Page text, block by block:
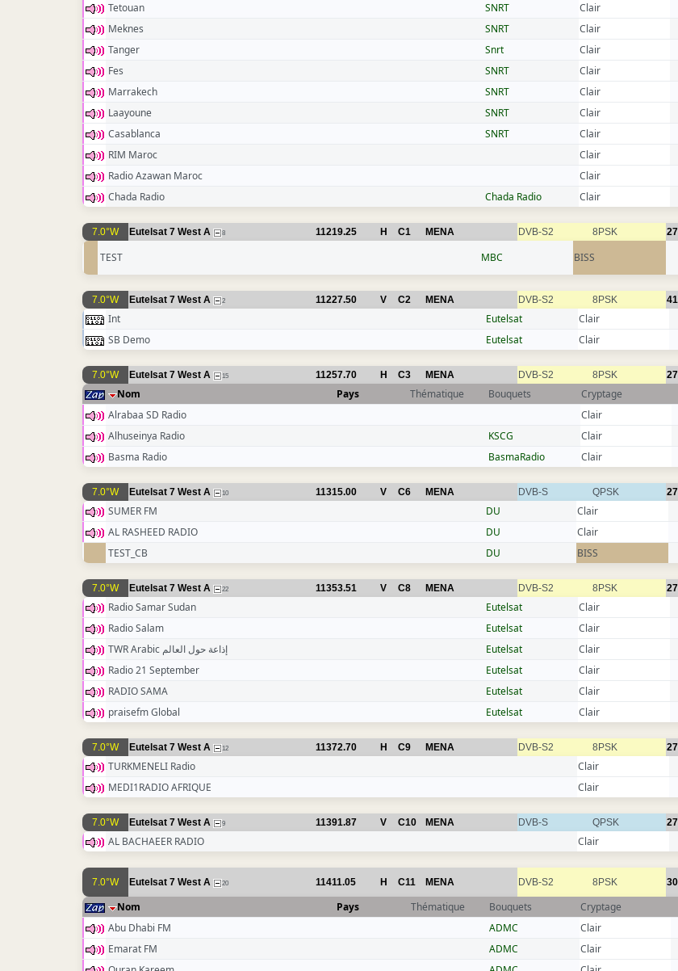
Tetouan
SNRT Clair
Meknes
SNRT Clair
Tanger
Snrt Clair
Fes
SNRT Clair
Marrakech
SNRT Clair
Laayoune
SNRT Clair
Casablanca
SNRT Clair
RIM Maroc
Clair
Radio Azawan Maroc
Clair
Chada Radio
Chada Radio Clair
7.0°W Eutelsat 7 West A 8 11219.25 H C1 MENA DVB-S2 8PSK
TEST MBC BISS
7.0°W Eutelsat 7 West A 2 11227.50 V C2 MENA DVB-S2 8PSK
Int Eutelsat Clair
SB Demo
Eutelsat Clair
7.0°W Eutelsat 7 West A 15 11257.70 H C3 MENA DVB-S2 8PSK
Nom Pays Thématique Bouquets Cryptage
Alrabaa SD Radio
Clair
Alhuseinya Radio
KSCG Clair
Basma Radio
BasmaRadio Clair
7.0°W Eutelsat 7 West A 10 11315.00 V C6 MENA DVB-S QPSK
SUMER FM DU Clair
AL RASHEED RADIO
DU Clair
TEST_CB
DU BISS
7.0°W Eutelsat 7 West A 22 11353.51 V C8 MENA DVB-S2 8PSK
Radio Samar Sudan Eutelsat Clair
Radio Salam
Eutelsat Clair
TWR Arabic إذاعة حول العالم
Eutelsat Clair
Radio 21 September
Eutelsat Clair
RADIO SAMA
Eutelsat Clair
praisefm Global
Eutelsat Clair
7.0°W Eutelsat 7 West A 12 11372.70 H C9 MENA DVB-S2 8PSK
TURKMENELI Radio Clair
MEDI1RADIO AFRIQUE
Clair
7.0°W Eutelsat 7 West A 9 11391.87 V C10 MENA DVB-S QPSK
AL BACHAEER RADIO Clair
7.0°W Eutelsat 7 West A 20 11411.05 H C11 MENA DVB-S2 8PSK
Nom Pays Thématique Bouquets Cryptage
Abu Dhabi FM
ADMC Clair
Emarat FM
ADMC Clair